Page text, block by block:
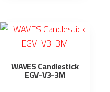
WAVES Candlestick
EGV-V3-3M